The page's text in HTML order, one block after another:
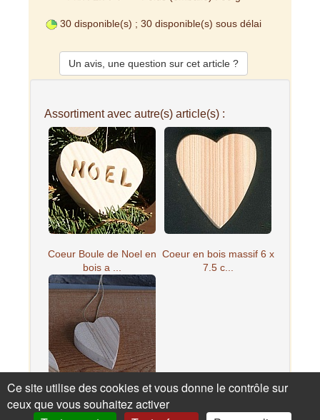
30 disponible(s) ; 30 disponible(s) sous délai
Un avis, une question sur cet article ?
Assortiment avec autre(s) article(s) :
Coeur Boule de Noel en
bois a ...
Coeur en bois massif 6 x
7.5 c...
Petit coeur en bois de
bouleau...
Ce site utilise des cookies et vous donne le contrôle sur
ceux que vous souhaitez activer